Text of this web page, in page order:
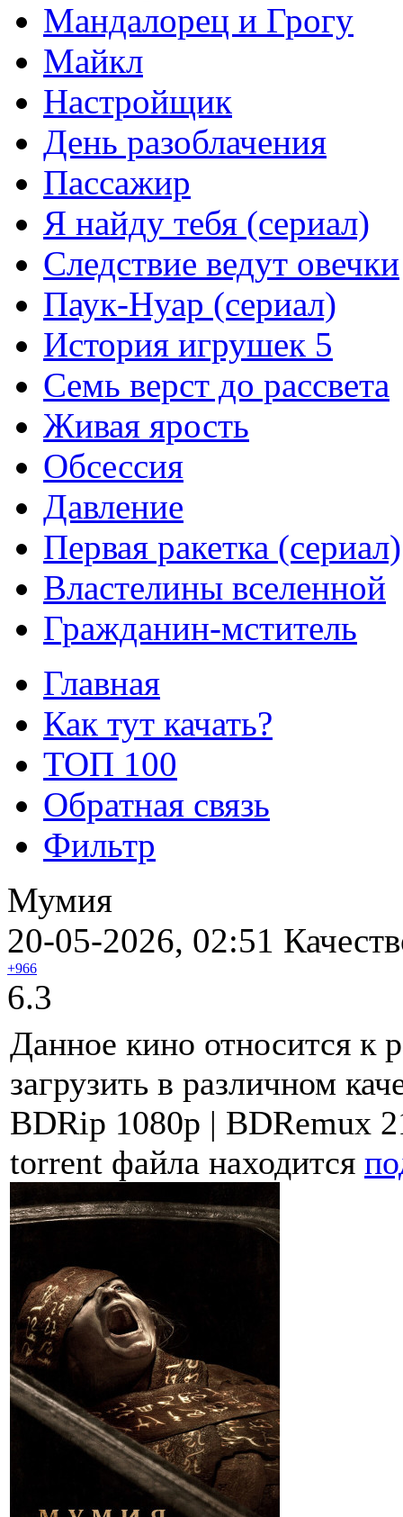
Мандалорец и Грогу
Майкл
Настройщик
День разоблачения
Пассажир
Я найду тебя (сериал)
Следствие ведут овечки
Паук-Нуар (сериал)
История игрушек 5
Семь верст до рассвета
Живая ярость
Обсессия
Давление
Первая ракетка (сериал)
Властелины вселенной
Гражданин-мститель
Главная
Как тут качать?
ТОП 100
Обратная связь
Фильтр
Мумия
20-05-2026, 02:51
+966
6.3
Данное кино относится к
загрузить в различном
BDRip 1080p | BDRemux
torrent файла находится